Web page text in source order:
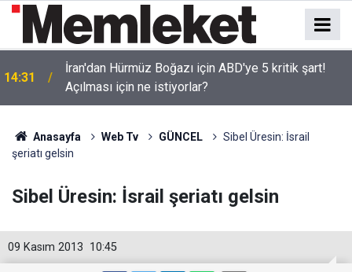
14:31
İran'dan Hürmüz Boğazı için ABD'ye 5 kritik şart!
Açılması için ne istiyorlar?
Anasayfa Web Tv GÜNCEL
Sibel Üresin: İsrail
şeriatı gelsin
Sibel Üresin: İsrail şeriatı gelsin
10:45
09 Kasım 2013